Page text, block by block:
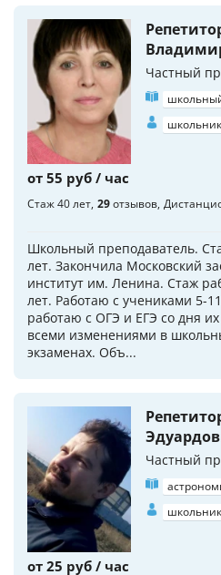
Частный
от 55 руб / час
Стаж 40 лет 29отзывов
Школьный преподаватель.
лет. Закончила Московский
институт им. Ленина. Стаж
лет. Работаю с учениками 5-
работаю с ОГЭ и ЕГЭ со дня
всеми изменениями в
экзаменах. Объ...
Частный
от 25 руб / час